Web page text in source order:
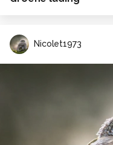
Nicolet1973